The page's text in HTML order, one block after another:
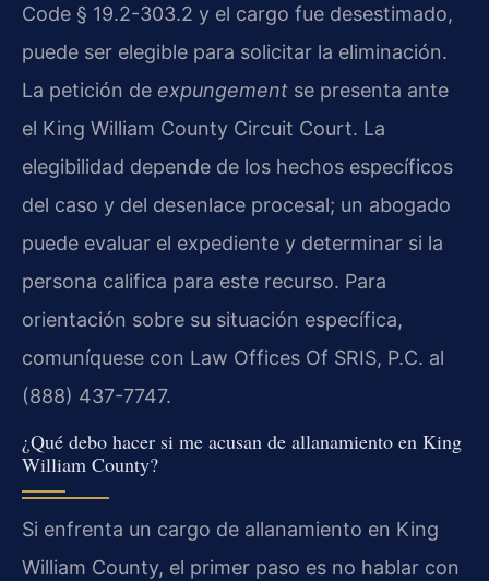
Code § 19.2-303.2 y el cargo fue desestimado,
puede ser elegible para solicitar la eliminación.
La petición de expungement se presenta ante
el King William County Circuit Court. La
elegibilidad depende de los hechos específicos
del caso y del desenlace procesal; un abogado
puede evaluar el expediente y determinar si la
persona califica para este recurso. Para
orientación sobre su situación específica,
comuníquese con Law Offices Of SRIS, P.C. al
(888) 437-7747.
¿Qué debo hacer si me acusan de allanamiento en King
William County?
Si enfrenta un cargo de allanamiento en King
William County, el primer paso es no hablar con